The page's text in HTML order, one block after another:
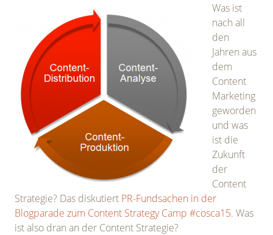
Was ist
nach all
den
Jahren aus
dem
Content
Marketing
geworden
und was
ist die
Zukunft
der
Content
Strategie? Das diskutiert PR-Fundsachen in der
Blogparade zum Content Strategy Camp #cosca15. Was
ist also dran an der Content Strategie?